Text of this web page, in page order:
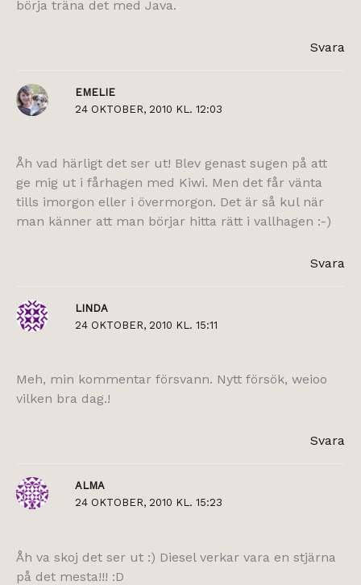
börja träna det med Java.
Svara
EMELIE
24 OKTOBER, 2010 KL. 12:03
Åh vad härligt det ser ut! Blev genast sugen på att
ge mig ut i fårhagen med Kiwi. Men det får vänta
tills imorgon eller i övermorgon. Det är så kul när
man känner att man börjar hitta rätt i vallhagen :-)
Svara
LINDA
24 OKTOBER, 2010 KL. 15:11
Meh, min kommentar försvann. Nytt försök, weioo
vilken bra dag.!
Svara
ALMA
24 OKTOBER, 2010 KL. 15:23
Åh va skoj det ser ut :) Diesel verkar vara en stjärna
på det mesta!!! :D